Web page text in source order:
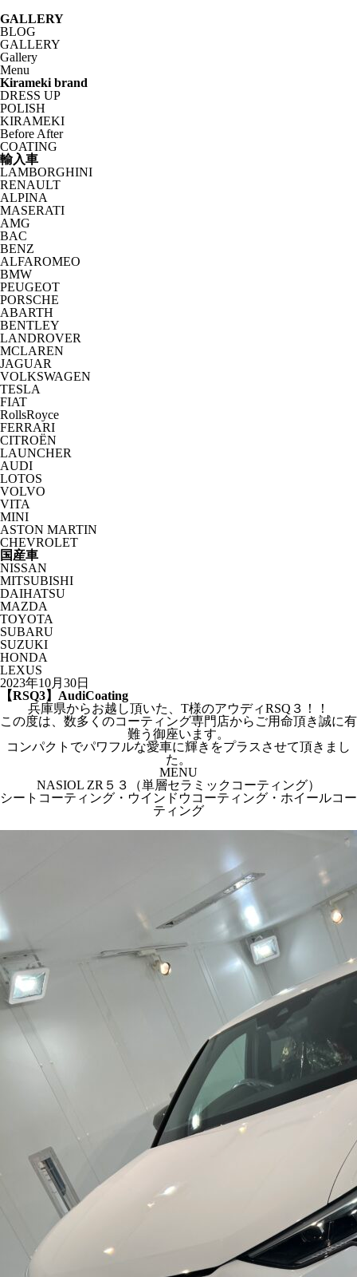
GALLERY
BLOG
GALLERY
Gallery
Menu
Kirameki brand
DRESS UP
POLISH
KIRAMEKI
Before After
COATING
輸入車
LAMBORGHINI
RENAULT
ALPINA
MASERATI
AMG
BAC
BENZ
ALFAROMEO
BMW
PEUGEOT
PORSCHE
ABARTH
BENTLEY
LANDROVER
MCLAREN
JAGUAR
VOLKSWAGEN
TESLA
FIAT
RollsRoyce
FERRARI
CITROËN
LAUNCHER
AUDI
LOTOS
VOLVO
VITA
MINI
ASTON MARTIN
CHEVROLET
国産車
NISSAN
MITSUBISHI
DAIHATSU
MAZDA
TOYOTA
SUBARU
SUZUKI
HONDA
LEXUS
2023年10月30日
【RSQ3】AudiCoating
兵庫県からお越し頂いた、T様のアウディRSQ３！！
この度は、数多くのコーティング専門店からご用命頂き誠に有
難う御座います。
コンパクトでパワフルな愛車に輝きをプラスさせて頂きまし
た。
MENU
NASIOL ZR５３（単層セラミックコーティング）
シートコーティング・ウインドウコーティング・ホイールコー
ティング